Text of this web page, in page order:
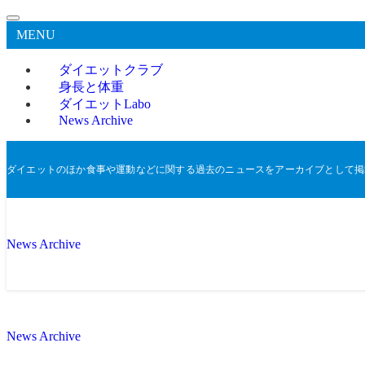
MENU
ダイエットクラブ
身長と体重
ダイエットLabo
News Archive
ダイエットのほか食事や運動などに関する過去のニュースをアーカイブとして
News Archive
News Archive